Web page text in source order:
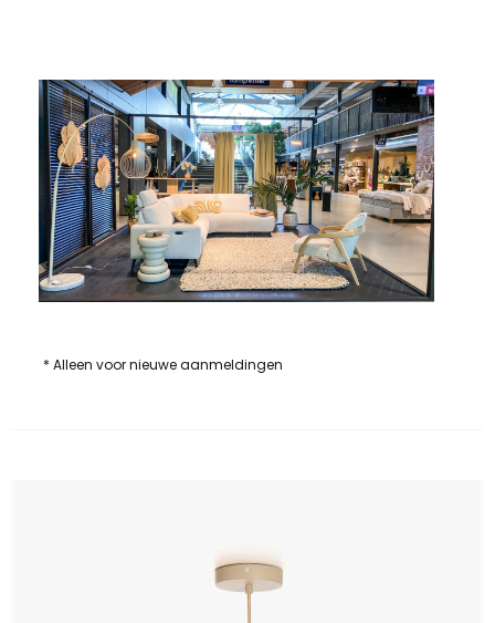
* Alleen voor nieuwe aanmeldingen